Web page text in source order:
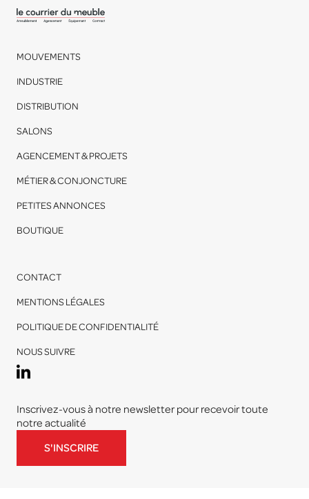
MOUVEMENTS
INDUSTRIE
DISTRIBUTION
SALONS
AGENCEMENT & PROJETS
MÉTIER & CONJONCTURE
PETITES ANNONCES
BOUTIQUE
CONTACT
MENTIONS LÉGALES
POLITIQUE DE CONFIDENTIALITÉ
NOUS SUIVRE
Inscrivez-vous à notre newsletter pour recevoir toute
notre actualité
S'INSCRIRE